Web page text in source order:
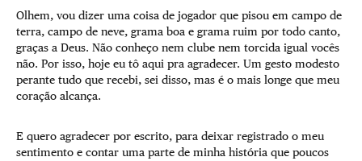
Olhem, vou dizer uma coisa de jogador que pisou em campo de
terra, campo de neve, grama boa e grama ruim por todo canto,
graças a Deus. Não conheço nem clube nem torcida igual vocês
não. Por isso, hoje eu tô aqui pra agradecer. Um gesto modesto
perante tudo que recebi, sei disso, mas é o mais longe que meu
coração alcança.
E quero agradecer por escrito, para deixar registrado o meu
sentimento e contar uma parte de minha história que poucos